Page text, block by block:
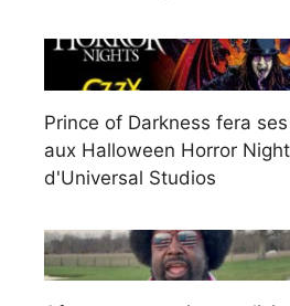
Prince of Darkness fera
aux Halloween Horror
d'Universal Studios